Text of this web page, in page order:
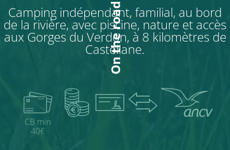
Camping indépendant, familial, au bord
de la rivière, avec piscine, nature et accès
aux Gorges du Verdon, à 8 kilomètres de
Castellane.
CB min
40€
On the road